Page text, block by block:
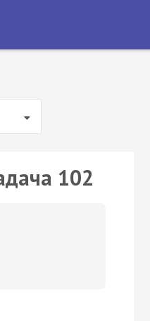
102